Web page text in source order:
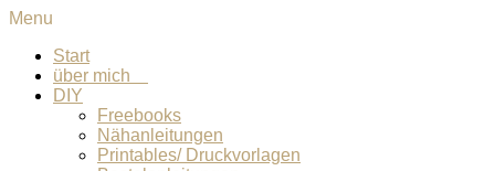
Menu
Start
über mich
DIY
Freebooks
Nähanleitungen
Printables/ Druckvorlagen